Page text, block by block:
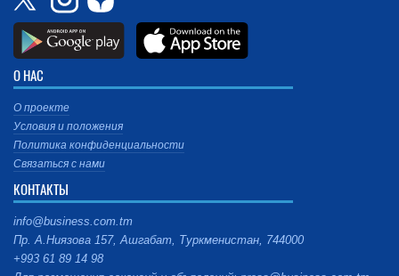
О НАС
О проекте
Условия и положения
Политика конфиденциальности
Связаться с нами
КОНТАКТЫ
info@business.com.tm
Пр. А.Ниязова 157, Ашгабат, Туркменистан, 744000
+993 61 89 14 98